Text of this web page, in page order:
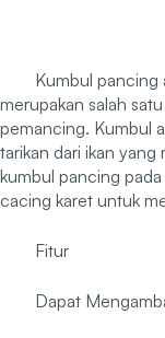
Kumbul pancing
merupakan salah
pemancing. Kumbul
tarikan dari ikan
kumbul pancing
cacing karet untuk
Fitur
Dapat